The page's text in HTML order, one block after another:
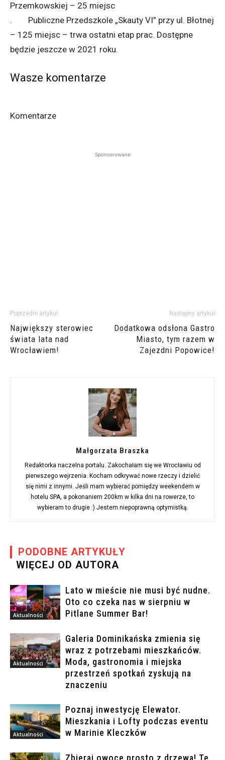
Przemkowskiej – 25 miejsc
. Publiczne Przedszkole „Skauty VI” przy ul. Błotnej
– 125 miejsc – trwa ostatni etap prac. Dostępne
będzie jeszcze w 2021 roku.
Wasze komentarze
Komentarze
Sponsorowane
Poprzedni artykuł
Największy sterowiec
świata lata nad
Wrocławiem!
Następny artykuł
Dodatkowa odsłona Gastro
Miasto, tym razem w
Zajezdni Popowice!
Małgorzata Braszka
Redaktorka naczelna portalu. Zakochałam się we Wrocławiu od
pierwszego wejrzenia. Kocham odkrywać nowe rzeczy i dzielić
się nimi z innymi. Jeśli mam wybierać pomiędzy weekendem w
hotelu SPA, a pokonaniem 200km w kilka dni na rowerze, to
wybieram to drugie :) Jestem niepoprawną optymistką.
PODOBNE ARTYKUŁY
WIĘCEJ OD AUTORA
Aktualności
Lato w mieście nie musi być nudne.
Oto co czeka nas w sierpniu w
Pitlane Summer Bar!
Aktualności
Galeria Dominikańska zmienia się
wraz z potrzebami mieszkańców.
Moda, gastronomia i miejska
przestrzeń spotkań zyskują na
znaczeniu
Aktualności
Poznaj inwestycję Elewator.
Mieszkania i Lofty podczas eventu
w Marinie Kleczków
Zbieraj owoce prosto z drzewa! Te